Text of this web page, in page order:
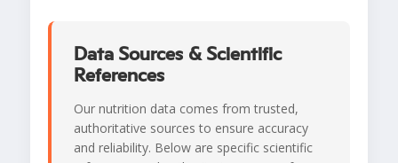
Data Sources & Scientific
References
Our nutrition data comes from trusted,
authoritative sources to ensure accuracy
and reliability. Below are specific scientific